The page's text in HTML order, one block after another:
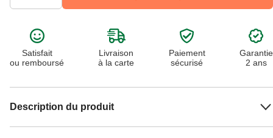
Satisfait
ou remboursé
Livraison
à la carte
Paiement
sécurisé
Garantie
2 ans
Description du produit